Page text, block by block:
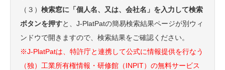
（３） 検索窓に「個人名、又は、会社名」を入力して検索
ボタンを押すと、J-PlatPatの簡易検索結果ページが別ウィ
ンドウで開きますので、検索結果をご確認ください。
※J-PlatPatは、特許庁と連携して公式に情報提供を行なう
（独）工業所有権情報・研修館（INPIT）の無料サービス